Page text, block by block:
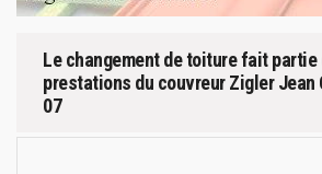
Le changement de toiture fait partie
prestations du couvreur Zigler Jean
07